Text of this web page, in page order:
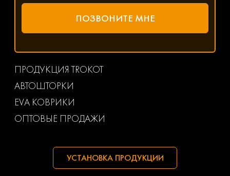
ПРОДУКЦИЯ TROKOT
АВТОШТОРКИ
EVA КОВРИКИ
ОПТОВЫЕ ПРОДАЖИ
УСТАНОВКА ПРОДУКЦИИ